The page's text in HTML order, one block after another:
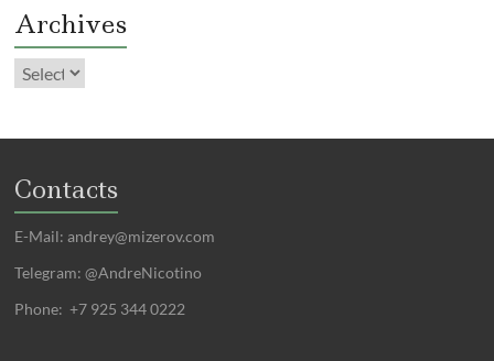
Archives
Contacts
E-Mail:andrey@mizerov.com
Telegram: @AndreNicotino
Phone: +7 925 344 0222